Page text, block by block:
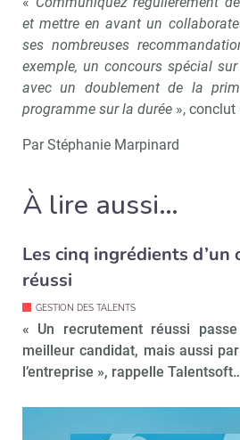
et mettre en avant un
ses nombreuses
exemple, un concours spécial
avec un doublement de la
programme sur la durée »,
Par Stéphanie Marpinard
À lire aussi…
Les cinq ingrédients d’un
réussi
GESTION DES TALENTS
« Un recrutement réussi
meilleur candidat, mais aussi
l’entreprise », rappelle
Recevoir
Non merci, je reçois déjà
!